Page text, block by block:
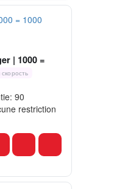
| 1000 =
90
restriction